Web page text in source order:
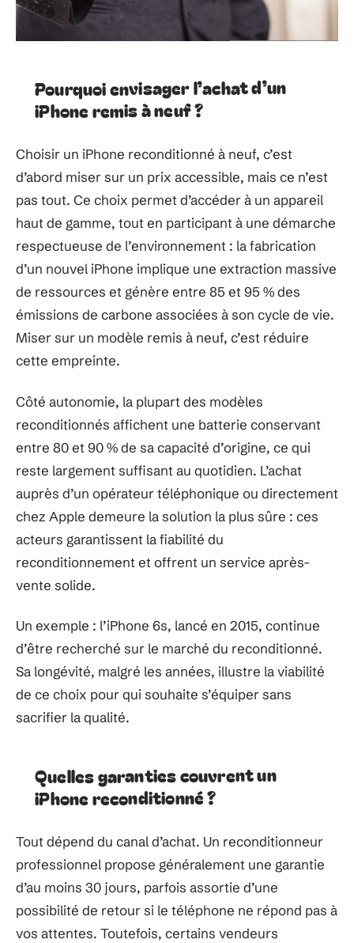
Pourquoi envisager l’achat d’un
iPhone remis à neuf ?
Choisir un iPhone reconditionné à neuf, c’est
d’abord miser sur un prix accessible, mais ce n’est
pas tout. Ce choix permet d’accéder à un appareil
haut de gamme, tout en participant à une démarche
respectueuse de l’environnement : la fabrication
d’un nouvel iPhone implique une extraction massive
de ressources et génère entre 85 et 95 % des
émissions de carbone associées à son cycle de vie.
Miser sur un modèle remis à neuf, c’est réduire
cette empreinte.
Côté autonomie, la plupart des modèles
reconditionnés affichent une batterie conservant
entre 80 et 90 % de sa capacité d’origine, ce qui
reste largement suffisant au quotidien. L’achat
auprès d’un opérateur téléphonique ou directement
chez Apple demeure la solution la plus sûre : ces
acteurs garantissent la fiabilité du
reconditionnement et offrent un service après-
vente solide.
Un exemple : l’iPhone 6s, lancé en 2015, continue
d’être recherché sur le marché du reconditionné.
Sa longévité, malgré les années, illustre la viabilité
de ce choix pour qui souhaite s’équiper sans
sacrifier la qualité.
Quelles garanties couvrent un
iPhone reconditionné ?
Tout dépend du canal d’achat. Un reconditionneur
professionnel propose généralement une garantie
d’au moins 30 jours, parfois assortie d’une
possibilité de retour si le téléphone ne répond pas à
vos attentes. Toutefois, certains vendeurs